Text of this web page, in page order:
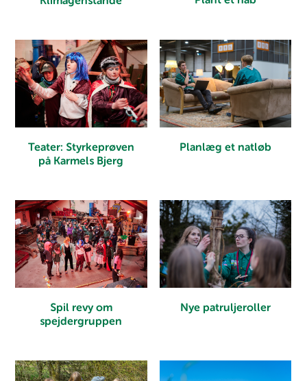
Teater: Styrkeprøven
på Karmels Bjerg
Planlæg et natløb
Spil revy om
spejdergruppen
Nye patruljeroller